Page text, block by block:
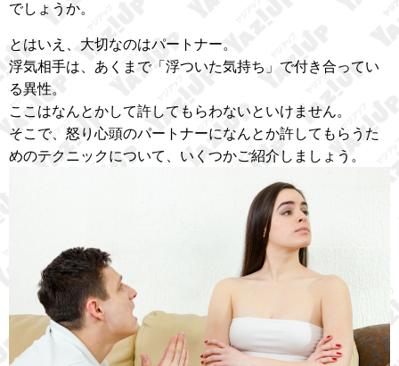
でしょうか。
とはいえ、大切なのはパートナー。
浮気相手は、あくまで「浮ついた気持ち」で付き合ってい
る異性。
ここはなんとかして許してもらわないといけません。
そこで、怒り心頭のパートナーになんとか許してもらうた
めのテクニックについて、いくつかご紹介しましょう。